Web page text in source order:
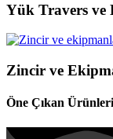
Yük Travers ve
Zincir ve
Öne Çıkan